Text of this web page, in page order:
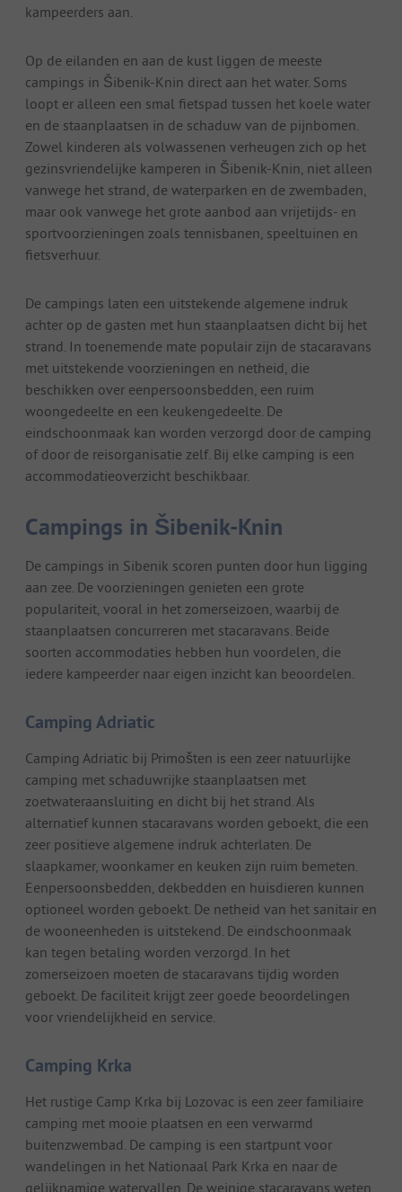
kampeerders aan.
Op de eilanden en aan de kust liggen de meeste
campings in Šibenik-Knin direct aan het water. Soms
loopt er alleen een smal fietspad tussen het koele water
en de staanplaatsen in de schaduw van de pijnbomen.
Zowel kinderen als volwassenen verheugen zich op het
gezinsvriendelijke kamperen in Šibenik-Knin, niet alleen
vanwege het strand, de waterparken en de zwembaden,
maar ook vanwege het grote aanbod aan vrijetijds- en
sportvoorzieningen zoals tennisbanen, speeltuinen en
fietsverhuur.
De campings laten een uitstekende algemene indruk
achter op de gasten met hun staanplaatsen dicht bij het
strand. In toenemende mate populair zijn de stacaravans
met uitstekende voorzieningen en netheid, die
beschikken over eenpersoonsbedden, een ruim
woongedeelte en een keukengedeelte. De
eindschoonmaak kan worden verzorgd door de camping
of door de reisorganisatie zelf. Bij elke camping is een
accommodatieoverzicht beschikbaar.
Campings in Šibenik-Knin
De campings in Sibenik scoren punten door hun ligging
aan zee. De voorzieningen genieten een grote
populariteit, vooral in het zomerseizoen, waarbij de
staanplaatsen concurreren met stacaravans. Beide
soorten accommodaties hebben hun voordelen, die
iedere kampeerder naar eigen inzicht kan beoordelen.
Camping Adriatic
Camping Adriatic bij Primošten is een zeer natuurlijke
camping met schaduwrijke staanplaatsen met
zoetwateraansluiting en dicht bij het strand. Als
alternatief kunnen stacaravans worden geboekt, die een
zeer positieve algemene indruk achterlaten. De
slaapkamer, woonkamer en keuken zijn ruim bemeten.
Eenpersoonsbedden, dekbedden en huisdieren kunnen
optioneel worden geboekt. De netheid van het sanitair en
de wooneenheden is uitstekend. De eindschoonmaak
kan tegen betaling worden verzorgd. In het
zomerseizoen moeten de stacaravans tijdig worden
geboekt. De faciliteit krijgt zeer goede beoordelingen
voor vriendelijkheid en service.
Camping Krka
Het rustige Camp Krka bij Lozovac is een zeer familiaire
camping met mooie plaatsen en een verwarmd
buitenzwembad. De camping is een startpunt voor
wandelingen in het Nationaal Park Krka en naar de
gelijknamige watervallen. De weinige stacaravans weten